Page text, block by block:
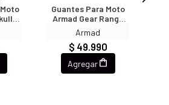
Guantes Para Moto
Armad Gear Range
Cuero Largos
Armad
$ 49.990
Agregar